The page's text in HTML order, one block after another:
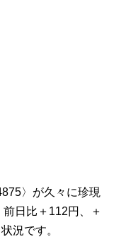
〉が久々に珍現
日比＋112円、＋
況です。